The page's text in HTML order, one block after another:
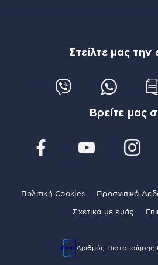
Στείλτε μας την
Βρείτε μας
Πολιτική Cookies Προσωπικά
Σχετικά με εμάς
Αριθμός Πιστοποίησης